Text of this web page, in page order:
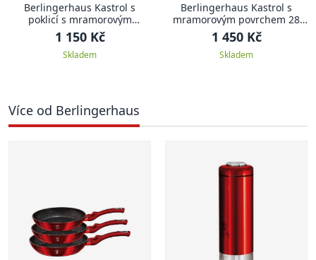
Berlingerhaus Kastrol s
poklicí s mramorovým
povrchem 20 cm Black Rose
Collection
1 150 Kč
Skladem
Berlingerhaus Kastrol s
mramorovým povrchem 28
cm Black Rose Collection
1 450 Kč
Skladem
Více od Berlingerhaus